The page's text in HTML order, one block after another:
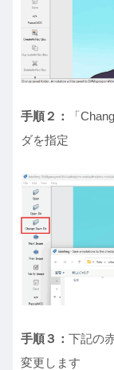
手順２：
「
ダを指定
手順３： 下記の
変更します